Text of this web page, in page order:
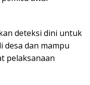
deteksi dini untuk
desa dan mampu
pelaksanaan